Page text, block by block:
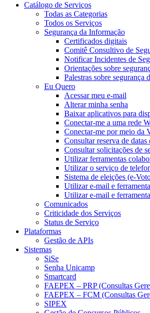
Catálogo de Serviços
Todas as Categorias
Todos os Serviços
Segurança da Informação
Certificados digitais
Comitê Consultivo de
Notificar Incidentes de
Orientações sobre
Palestras sobre segurança
Eu Quero
Acessar meu e-mail
Alterar minha senha
Baixar aplicativos para
Conectar-me a uma rede
Conectar-me por meio da
Consultar reserva de datas
Consultar solicitações de
Utilizar ferramentas
Utilizar o serviço de
Sistema de eleições (e-
Utilizar e-mail e
Utilizar e-mail e
Comunicados
Criticidade dos Serviços
Status de Serviço
Plataformas
Gestão de APIs
Sistemas
SiSe
Senha Unicamp
Smartcard
FAEPEX – PRP (Consultas
FAEPEX – FCM (Consultas
SIPEX